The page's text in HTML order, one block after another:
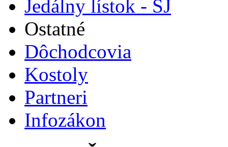
Jedálny lístok - ŠJ
Ostatné
Dôchodcovia
Kostoly
Partneri
Infozákon